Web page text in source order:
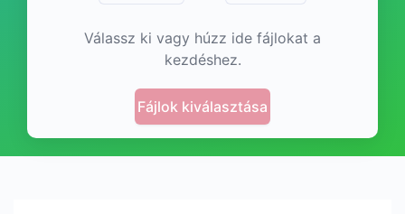
Válassz ki vagy húzz ide fájlokat a
kezdéshez.
Fájlok kiválasztása